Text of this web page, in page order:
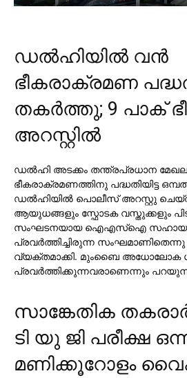
ഡല്‍ഹിയില്‍ വന്‍
ഭീകരാക്രമണ
തകര്‍ത്തു; 9 പാക്
അറസ്റ്റില്‍
ഡല്‍ഹി അടക്കം തന്ത്രപ്രധാന
ഭീകരാക്രമണത്തിനു പദ്ധതിയിട്ട
ഡല്‍ഹിയില്‍ പൊലീസ് അറസ്റ്റു
ആയുധങ്ങളും സ്ഫോടക വസ്തുക്കളും
സംഘടനയായ ഐഎസ്ഐ
പ്രവര്‍ത്തിച്ചിരുന്ന
വ്യക്തമാക്കി. മുംബൈ അധോലോക
പ്രവര്‍ത്തിക്കുന്നവരാണെന്നും
സാങ്കേതിക
ടി യു ജി പരീക്ഷ
മണിക്കൂറോളം